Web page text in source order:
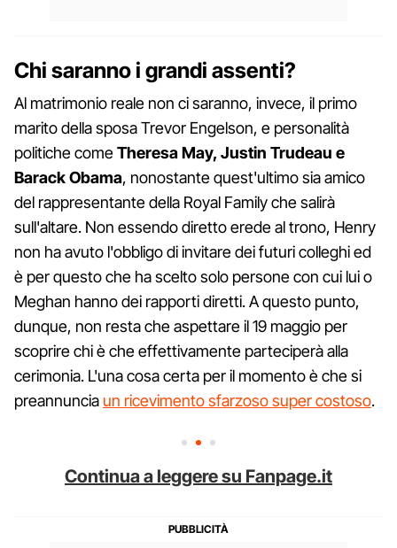
Chi saranno i grandi assenti?
Al matrimonio reale non ci saranno, invece, il primo
marito della sposa Trevor Engelson, e personalità
politiche comeTheresa May, Justin Trudeau e
Barack Obama, nonostante quest'ultimo sia amico
del rappresentante della Royal Family che salirà
sull'altare. Non essendo diretto erede al trono, Henry
non ha avuto l'obbligo di invitare dei futuri colleghi ed
è per questo che ha scelto solo persone con cui lui o
Meghan hanno dei rapporti diretti. A questo punto,
dunque, non resta che aspettare il 19 maggio per
scoprire chi è che effettivamente parteciperà alla
cerimonia. L'una cosa certa per il momento è che si
preannuncia un ricevimento sfarzoso super costoso.
Continua a leggere su Fanpage.it